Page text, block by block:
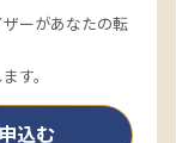
ーがあなたの転
す。
込む